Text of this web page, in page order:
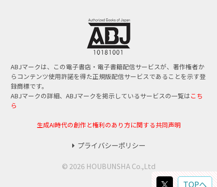
ABJマークは、この電子書店・電子書籍配信サービスが、著作権者か
らコンテンツ使用許諾を得た正規版配信サービスであることを示す登
録商標です。
ABJマークの詳細、ABJマークを掲示しているサービスの一覧はこち
ら
生成AI時代の創作と権利のあり方に関する共同声明
プライバシーポリシー
© 2026 HOUBUNSHA Co.,Ltd
TOPへ